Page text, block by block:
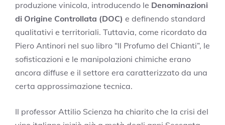
produzione vinicola, introducendo le Denominazioni
di Origine Controllata (DOC) e definendo standard
qualitativi e territoriali. Tuttavia, come ricordato da
Piero Antinori nel suo libro “Il Profumo del Chianti”, le
sofisticazioni e le manipolazioni chimiche erano
ancora diffuse e il settore era caratterizzato da una
certa approssimazione tecnica.
Il professor Attilio Scienza ha chiarito che la crisi del